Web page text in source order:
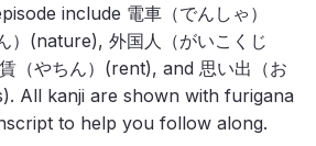
include 電車（でんしゃ）
）(nature), 外国人（がいこくじ
（やちん）(rent), and 思い出（お
All kanji are shown with furigana
to help you follow along.